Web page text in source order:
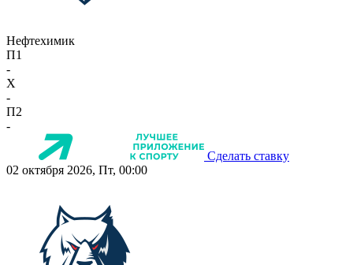
Нефтехимик
П1
-
X
-
П2
-
Сделать ставку
02 октября 2026, Пт, 00:00